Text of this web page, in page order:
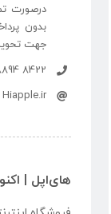
درصورت
بدون
جهت
8422 8894 | 8420 8894 (021)
های‌اپل |